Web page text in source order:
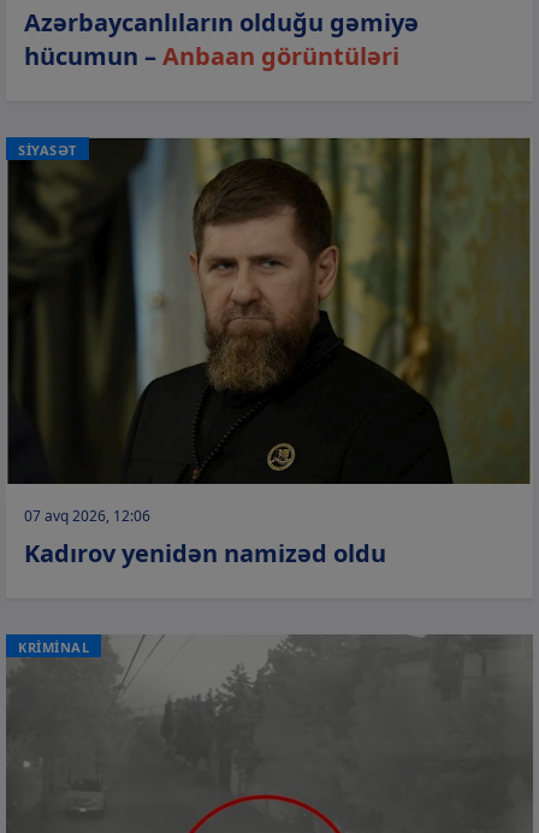
Azərbaycanlıların olduğu gəmiyə
hücumun –Anbaan görüntüləri
SİYASƏT
07 avq 2026, 12:06
Kadırov yenidən namizəd oldu
KRİMİNAL